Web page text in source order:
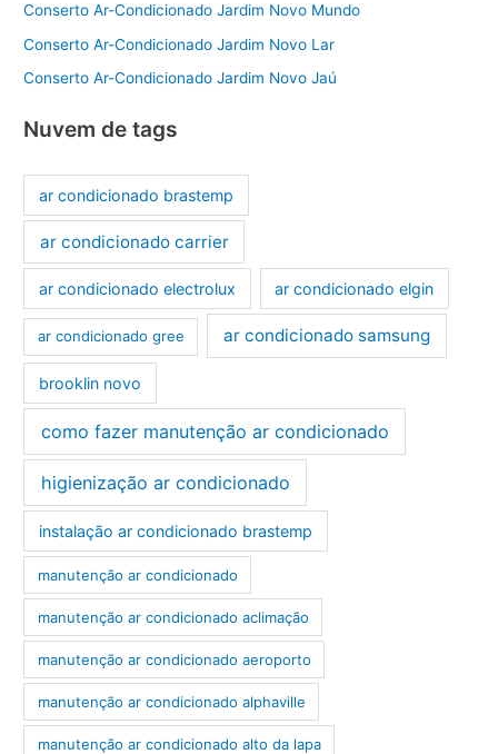
Conserto Ar-Condicionado Jardim Novo Mundo
Conserto Ar-Condicionado Jardim Novo Lar
Conserto Ar-Condicionado Jardim Novo Jaú
Nuvem de tags
ar condicionado brastemp
ar condicionado carrier
ar condicionado electrolux ar condicionado elgin
ar condicionado gree ar condicionado samsung
brooklin novo
como fazer manutenção ar condicionado
higienização ar condicionado
instalação ar condicionado brastemp
manutenção ar condicionado
manutenção ar condicionado aclimação
manutenção ar condicionado aeroporto
manutenção ar condicionado alphaville
manutenção ar condicionado alto da lapa